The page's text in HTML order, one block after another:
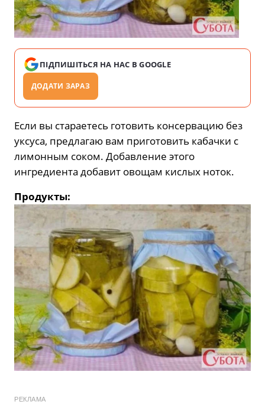
ПІДПИШІТЬСЯ НА НАС В GOOGLE
ДОДАТИ ЗАРАЗ
Если вы стараетесь готовить консервацию без
уксуса, предлагаю вам приготовить кабачки с
лимонным соком. Добавление этого
ингредиента добавит овощам кислых ноток.
Продукты:
РЕКЛАМА